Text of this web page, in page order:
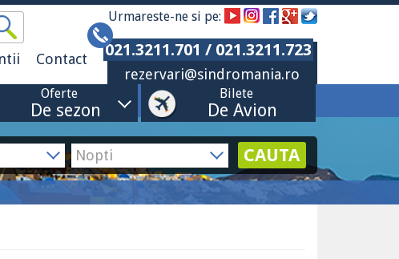
Contact
Urmareste-ne si pe:
021.3211.701 / 021.3211.723
rezervari@sindromania.ro
Oferte
De sezon
Bilete
De Avion
CAUTA